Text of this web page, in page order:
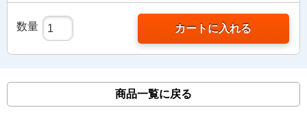
数量 カートに入れる
商品一覧に戻る